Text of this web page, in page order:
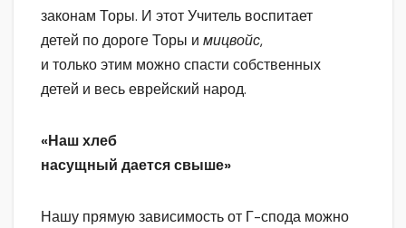
законам Торы. И этот Учитель воспитает
детей по дороге Торы и мицвойс,
и только этим можно спасти собственных
детей и весь еврейский народ.
«Наш хлеб
насущный дается свыше»
Нашу прямую зависимость от Г-спода можно